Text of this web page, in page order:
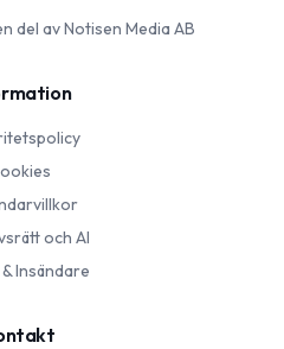
del av Notisen Media AB
och AI
Insändare